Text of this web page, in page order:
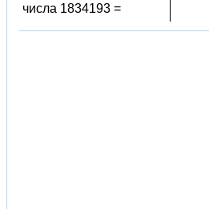
числа 1834193 =